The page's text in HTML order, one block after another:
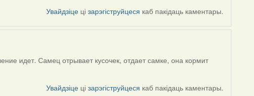
Увайдзіце цізарэгіструйцеся каб пакідаць каментары.
идет. Самец отрывает кусочек, отдает самке, она кормит
Увайдзіце цізарэгіструйцеся каб пакідаць каментары.